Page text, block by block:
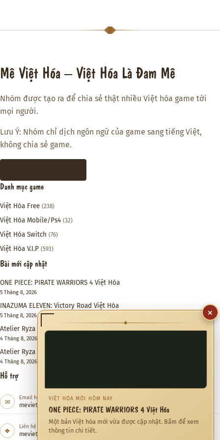
Mê Việt Hóa – Việt Hóa Là Đam Mê
Nhóm được tạo ra để chia sẻ thật nhiều Việt hóa game tới
mọi người.
Lưu Ý: Nhóm chỉ dịch ngôn ngữ của game sang tiếng Việt,
không chia sẻ game.
Danh mục game
Việt Hóa Free (238)
Việt Hóa Mobile/Ps4 (32)
Việt Hóa Switch (76)
Việt Hóa V.I.P (593)
Bài mới cập nhật
ONE PIECE: PIRATE WARRIORS 4 Việt Hóa
5 Tháng 8, 2026
INAZUMA ELEVEN: Victory Road Việt Hóa
5 Tháng 8, 2026
Atelier Ryza 3: Alchemist of the End & the Secret Key DX Việt Hóa
4 Tháng 8, 2026
Atelier Ryza 2: Lost Legends & the Secret Fairy DX Việt Hóa
4 Tháng 8, 2026
Hỗ trợ
✉ Email hỗ trợ
meviethoa@gmail.com
❖ Liên hệ hợp tác
meviethoa@gmail.com
×
◆
VIỆT HÓA MỚI HÔM NAY
ONE PIECE: PIRATE WARRIORS 4 Việt Hóa
Một bản Việt hóa mới vừa được cập nhật. Bấm để xem
thông tin chi tiết.